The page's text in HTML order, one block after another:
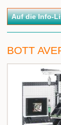
BOTT